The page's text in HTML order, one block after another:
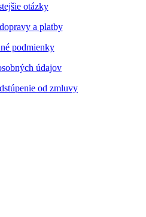
otázky
a platby
podmienky
údajov
od zmluvy